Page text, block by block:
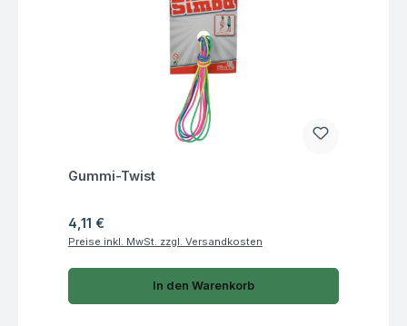
Fragen zum Artikel
Gummi-Twist
Regulärer Preis:
4,11 €
Preise inkl. MwSt. zzgl. Versandkosten
In den Warenkorb